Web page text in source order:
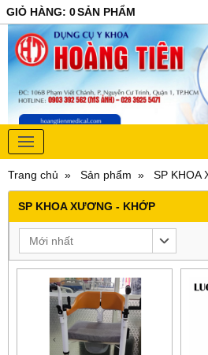
GIỎ HÀNG: 0SẢN PHẨM
Trang chủ Sản phẩm SP KHOA
SP KHOA XƯƠNG - KHỚP
Mới nhất